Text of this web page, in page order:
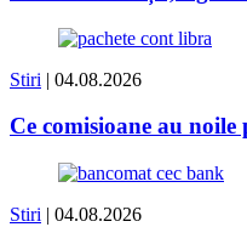
Stiri | 04.08.2026
Ce comisioane au
Stiri | 04.08.2026